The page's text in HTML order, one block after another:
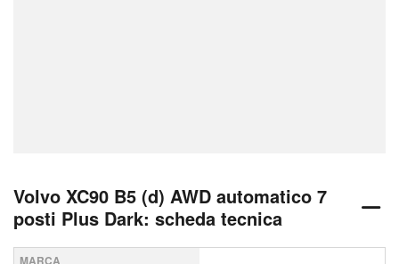
Volvo XC90 B5 (d) AWD automatico 7
posti Plus Dark: scheda tecnica
MARCA